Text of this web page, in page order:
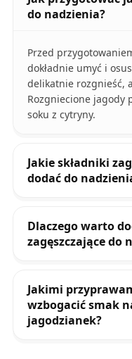
do nadzienia?
Przed
dokładnie umyć i
delikatnie rozgnieść,
Rozgniecione jagody
soku z cytryny.
Jakie składniki
dodać do
Dlaczego warto
zagęszczające do
Jakimi
wzbogacić smak
jagodzianek?